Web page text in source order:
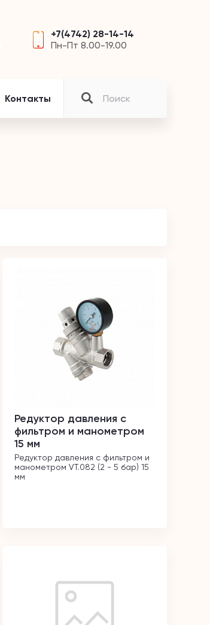
+7(4742) 28-14-14
Пн-Пт 8.00-19.00
Контакты
Редуктор давления с
фильтром и манометром
15 мм
Редуктор давления с фильтром и
манометром VT.082 (2 - 5 бар) 15
мм